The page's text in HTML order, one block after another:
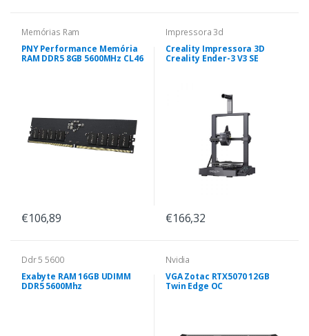
Memórias Ram
PNY Performance Memória
RAM DDR5 8GB 5600MHz CL46
€106,89
Impressora 3d
Creality Impressora 3D
Creality Ender-3 V3 SE
€166,32
Ddr 5 5600
Exabyte RAM 16GB UDIMM
DDR5 5600Mhz
Nvidia
VGA Zotac RTX5070 12GB
Twin Edge OC